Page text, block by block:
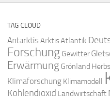
TAG CLOUD
Antarktis ArktisAtlantik
Forschung Gewitter
Erwärmung Grönland
Klimaforschung Klimamodell
Kohlendioxid Landwirtschaft